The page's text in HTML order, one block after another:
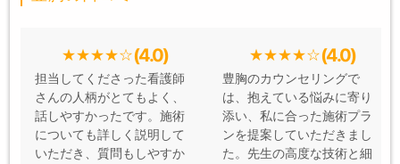
(4.0)
担当してくださった看護師
さんの人柄がとてもよく、
話しやすかったです。施術
についても詳しく説明して
いただき、質問もしやすか
(4.0)
豊胸のカウンセリングで
は、抱えている悩みに寄り
添い、私に合った施術プラ
ンを提案していただきまし
た。先生の高度な技術と細